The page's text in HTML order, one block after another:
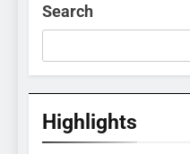
Search
Highlights